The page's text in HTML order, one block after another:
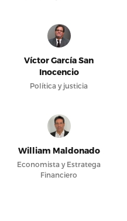
Víctor García San
Inocencio
Política y justicia
William Maldonado
Economista y Estratega
Financiero